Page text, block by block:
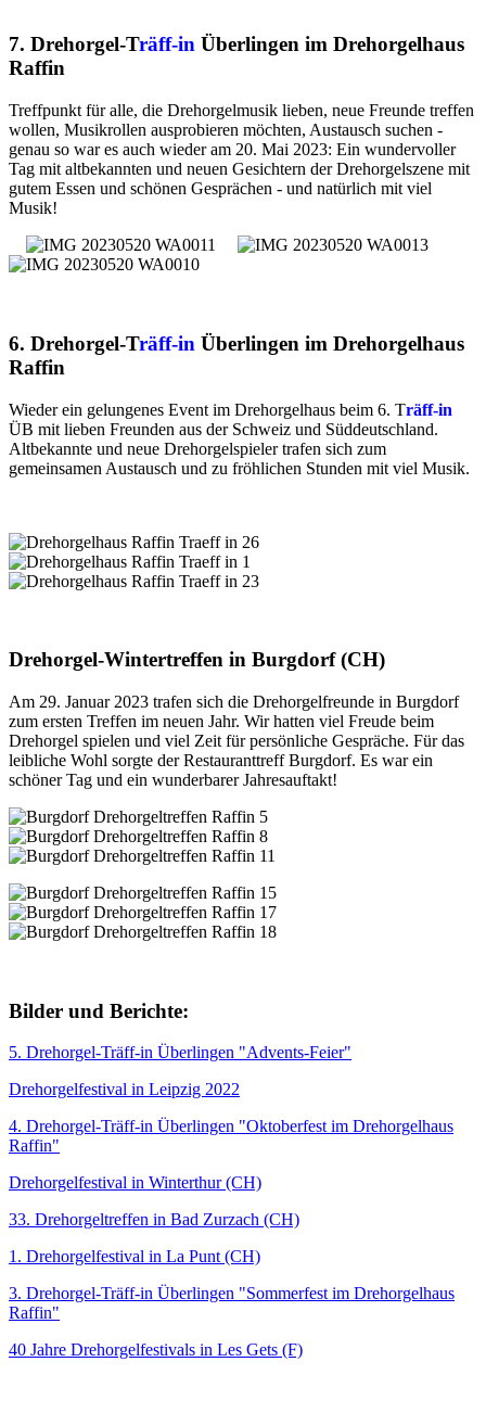
7. Drehorgel-Träff-in Überlingen im Drehorgelhaus
Raffin
Treffpunkt für alle, die Drehorgelmusik lieben, neue Freunde treffen
wollen, Musikrollen ausprobieren möchten, Austausch suchen -
genau so war es auch wieder am 20. Mai 2023: Ein wundervoller
Tag mit altbekannten und neuen Gesichtern der Drehorgelszene mit
gutem Essen und schönen Gesprächen - und natürlich mit viel
Musik!
6. Drehorgel-Träff-in Überlingen im Drehorgelhaus
Raffin
Wieder ein gelungenes Event im Drehorgelhaus beim 6. Träff-in
ÜB mit lieben Freunden aus der Schweiz und Süddeutschland.
Altbekannte und neue Drehorgelspieler trafen sich zum
gemeinsamen Austausch und zu fröhlichen Stunden mit viel Musik.
Drehorgel-Wintertreffen in Burgdorf (CH)
Am 29. Januar 2023 trafen sich die Drehorgelfreunde in Burgdorf
zum ersten Treffen im neuen Jahr. Wir hatten viel Freude beim
Drehorgel spielen und viel Zeit für persönliche Gespräche. Für das
leibliche Wohl sorgte der Restauranttreff Burgdorf. Es war ein
schöner Tag und ein wunderbarer Jahresauftakt!
Bilder und Berichte:
5. Drehorgel-Träff-in Überlingen "Advents-Feier"
Drehorgelfestival in Leipzig 2022
4. Drehorgel-Träff-in Überlingen "Oktoberfest im Drehorgelhaus
Raffin"
Drehorgelfestival in Winterthur (CH)
33. Drehorgeltreffen in Bad Zurzach (CH)
1. Drehorgelfestival in La Punt (CH)
3. Drehorgel-Träff-in Überlingen "Sommerfest im Drehorgelhaus
Raffin"
40 Jahre Drehorgelfestivals in Les Gets (F)